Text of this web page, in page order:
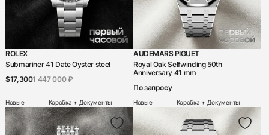
ROLEX
Submariner 41 Date Oyster steel
$17,3001 447 000 ₽
Новые Коробка + Документы
AUDEMARS PIGUET
Royal Oak Selfwinding 50th
Anniversary 41 mm
По запросу
Новые Коробка + Документы